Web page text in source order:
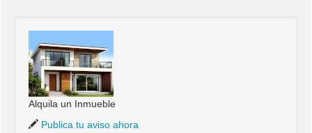
Alquila un Inmueble
Publica tu aviso ahora